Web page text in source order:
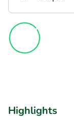
Highlights